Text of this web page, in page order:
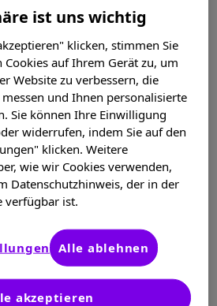
mit einer
wie MS durchaus
ist uns wichtig
klicken, stimmen Sie
auf Ihrem Gerät zu, um
Website zu verbessern, die
und Ihnen personalisierte
Sie können Ihre Einwilligung
widerrufen, indem Sie auf den
klicken. Weitere
wie wir Cookies verwenden,
Datenschutzhinweis, der in der
verfügbar ist.
akzeptieren
Alle ablehnen